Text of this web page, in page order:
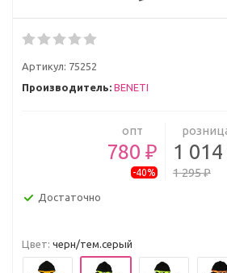
Артикул: 75252
Производитель: BENETI
опт
780 ₽
-40%
1
1 295 ₽
Достаточно
Цвет: черн/тем.серый